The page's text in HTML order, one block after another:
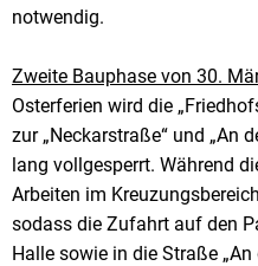
notwendig.
Zweite Bauphase von 30.
Osterferien wird die
zur „Neckarstraße“ und „An
lang vollgesperrt. Während
Arbeiten im
sodass die Zufahrt auf den
Halle sowie in die Straße